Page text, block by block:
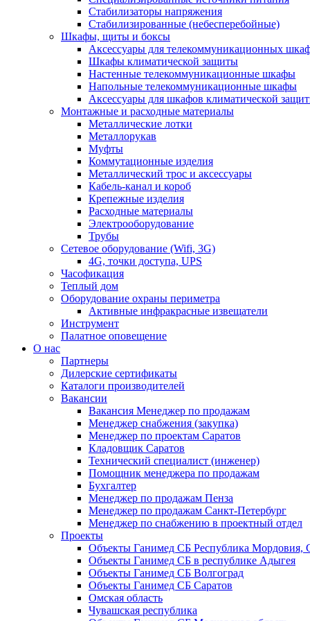
Стабилизаторы напряжения
Стабилизированные (небесперебойные)
Шкафы, щиты и боксы
Аксессуары для телекоммуникационных
Шкафы климатической защиты
Настенные телекоммуникационные шкафы
Напольные телекоммуникационные шкафы
Аксессуары для шкафов климатической
Монтажные и расходные материалы
Металлические лотки
Металлорукав
Муфты
Коммутационные изделия
Металлический трос и аксессуары
Кабель-канал и короб
Крепежные изделия
Расходные материалы
Электрооборудование
Трубы
Сетевое оборудование (Wifi, 3G)
4G, точки доступа, UPS
Часофикация
Теплый дом
Оборудование охраны периметра
Активные инфракрасные извещатели
Инструмент
Палатное оповещение
О нас
Партнеры
Дилерские сертификаты
Каталоги производителей
Вакансии
Вакансия Менеджер по продажам
Менеджер снабжения (закупка)
Менеджер по проектам Саратов
Кладовщик Саратов
Технический специалист (инженер)
Помощник менеджера по продажам
Бухгалтер
Менеджер по продажам Пенза
Менеджер по продажам Санкт-Петербург
Менеджер по снабжению в проектный отдел
Проекты
Объекты Ганимед СБ Республика Мордовия,
Объекты Ганимед СБ в республике Адыгея
Объекты Ганимед СБ Волгоград
Объекты Ганимед СБ Саратов
Омская область
Чувашская республика